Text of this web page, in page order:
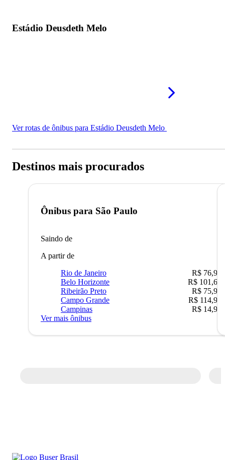
Estádio Deusdeth Melo
Ver rotas de ônibus para Estádio Deusdeth Melo
Destinos mais procurados
Ônibus para São Paulo
Saindo de
A partir de
Rio de Janeiro
R$ 76,90
Belo Horizonte
R$ 101,67
Ribeirão Preto
R$ 75,90
Campo Grande
R$ 114,90
Campinas
R$ 14,90
Ver mais ônibus